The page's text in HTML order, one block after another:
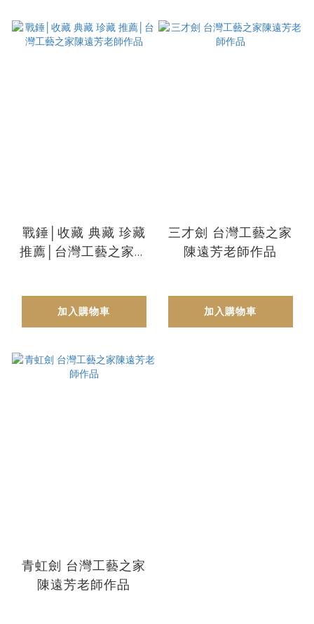
戰錘│收藏 典藏 珍藏
推薦│台灣工藝之家陳
加入購物車
三才劍 台灣工藝之家
陳遠芳老師作品
加入購物車
青虹劍 台灣工藝之家
陳遠芳老師作品